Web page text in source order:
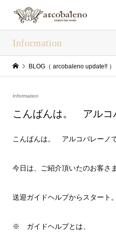
Information
BLOG（ arcobaleno update!! ）
Information
こんばんは。 アルコ
こんばんは。 アルコバレーノで
今日は、ご紹介頂いたのお客さ
送迎ガイドヘルプからスタート。
※ ガイドヘルプとは、